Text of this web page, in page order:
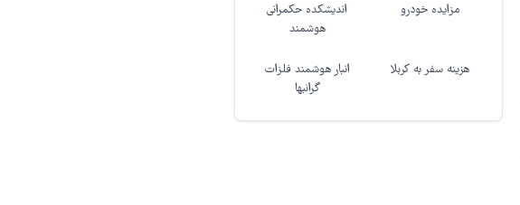
مزایده خودرو
اندیشکده حکمرانی
هوشمند
هزینه سفر به کربلا
انبار هوشمند فلزات
گرانبها